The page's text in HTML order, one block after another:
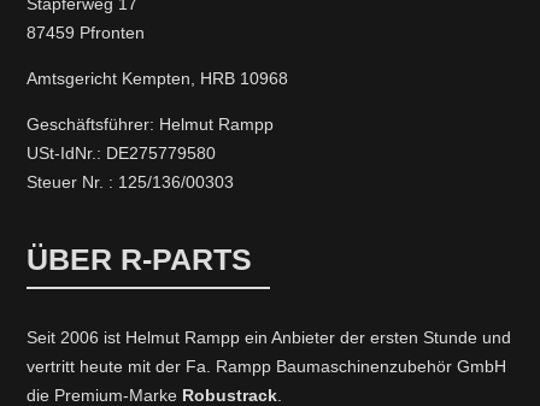
87459 Pfronten
Amtsgericht Kempten, HRB 10968
Geschäftsführer: Helmut Rampp
USt-IdNr.: DE275779580
Steuer Nr. : 125/136/00303
ÜBER R-PARTS
Seit 2006 ist Helmut Rampp ein An­bieter der ersten Stunde und
vertritt heute mit der Fa. Rampp Baumaschinenzubehör GmbH
die Premium-Marke Robustrack